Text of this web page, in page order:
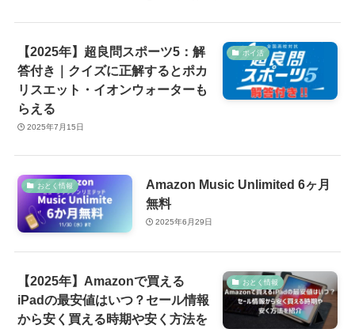
ポイ活
【2025年】超良問スポーツ5：解
答付き｜クイズに正解するとポカ
リスエット・イオンウォーターも
らえる
2025年7月15日
おとく情報
Amazon Music Unlimited 6ヶ月
無料
2025年6月29日
おとく情報
【2025年】Amazonで買える
iPadの最安値はいつ？セール情報
から安く買える時期や安く方法を